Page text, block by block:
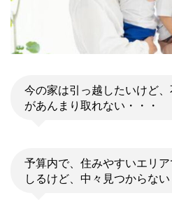
今の家は引っ越したいけど
があんまり取れない・・・
予算内で、住みやすいエリ
しるけど、中々見つからない